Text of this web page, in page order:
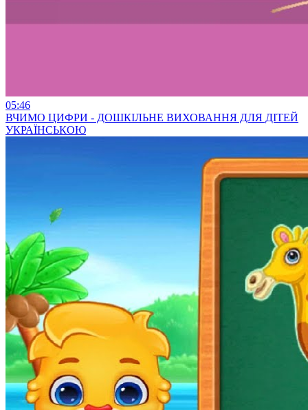
05:46
ВЧИМО ЦИФРИ - ДОШКІЛЬНЕ ВИХОВАННЯ ДЛЯ ДІТЕЙ
УКРАЇНСЬКОЮ